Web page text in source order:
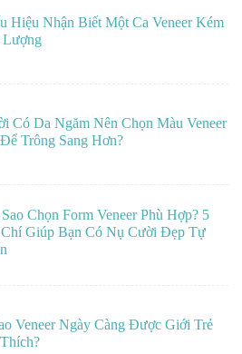
Hiệu Nhận Biết Một Ca Veneer Kém
Lượng
Có Da Ngăm Nên Chọn Màu Veneer
Trông Sang Hơn?
Chọn Form Veneer Phù Hợp? 5
Giúp Bạn Có Nụ Cười Đẹp Tự
Veneer Ngày Càng Được Giới Trẻ